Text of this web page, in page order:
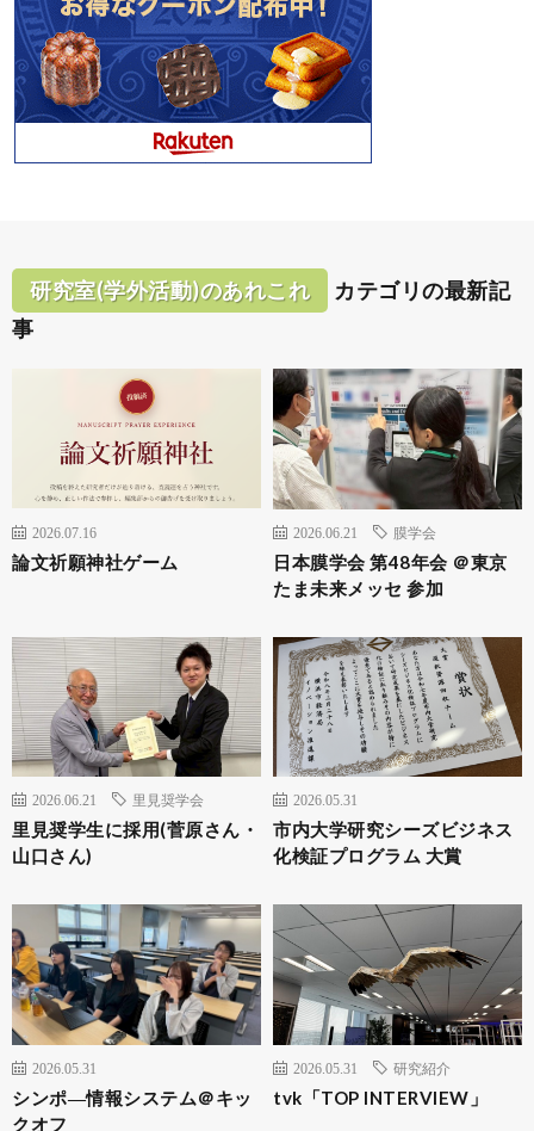
研究室(学外活動)のあれこれ
カテゴリの最新記
事
2026.07.16
論文祈願神社ゲーム
2026.06.21 膜学会
日本膜学会 第48年会 ＠東京
たま未来メッセ 参加
2026.06.21 里見奨学会
里見奨学生に採用(菅原さん・
山口さん)
2026.05.31
市内大学研究シーズビジネス
化検証プログラム 大賞
2026.05.31
シンポ―情報システム＠キッ
クオフ
2026.05.31 研究紹介
tvk「TOP INTERVIEW」